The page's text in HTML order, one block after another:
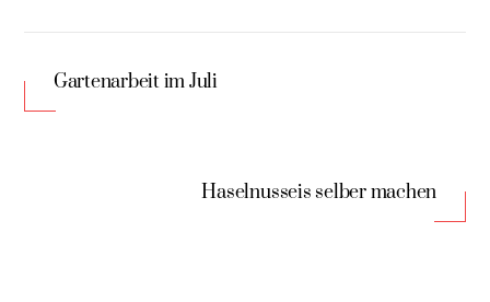
Gartenarbeit im Juli
Haselnusseis selber machen